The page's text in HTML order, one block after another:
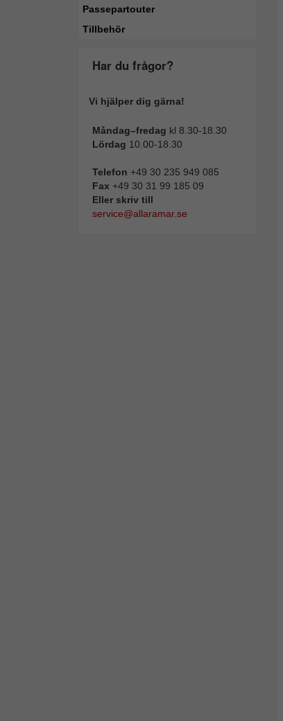
Passepartouter
Tillbehör
Har du frågor?
Vi hjälper dig gärna!
Måndag–fredag kl 8.30-18.30
Lördag 10.00-18.30
Telefon +49 30 235 949 085
Fax +49 30 31 99 185 09
Eller skriv till
service@allaramar.se